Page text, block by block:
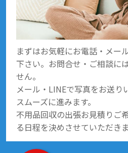
まずはお気軽にお電話・メー
下さい。お問合せ・ご相談に
せん。
メール・LINEで写真をお送り
スムーズに進みます。
不用品回収の出張お見積りご
る日程を決めさせていただきま